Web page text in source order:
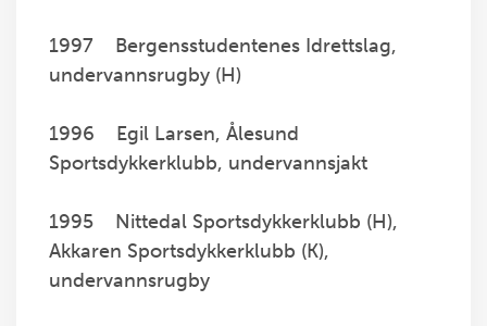
1997 Bergensstudentenes Idrettslag,
undervannsrugby (H)
1996 Egil Larsen, Ålesund
Sportsdykkerklubb, undervannsjakt
1995 Nittedal Sportsdykkerklubb (H),
Akkaren Sportsdykkerklubb (K),
undervannsrugby